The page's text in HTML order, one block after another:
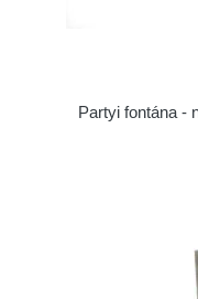
Partyi fontána -